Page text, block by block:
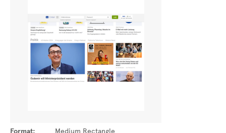
Format:
Medium Rectangle